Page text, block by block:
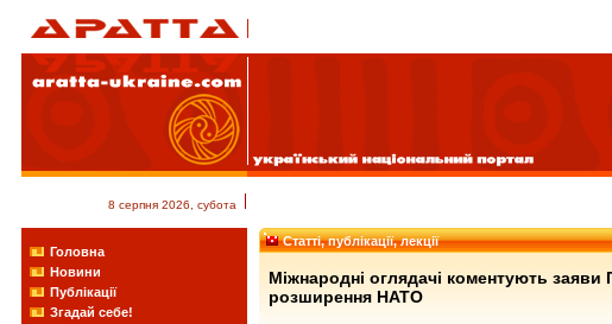
8 серпня 2026, субота
Головна
Новини
Публікації
Згадай себе!
Статті, публікації, лекції
Міжнародні оглядачі коментують заяви
розширення НАТО